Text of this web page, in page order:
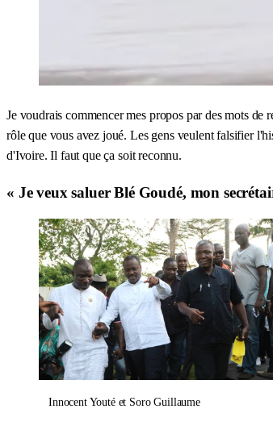
Je voudrais commencer mes propos par des mots de
rôle que vous avez joué. Les gens veulent falsifier
d'Ivoire. Il faut que ça soit reconnu.
« Je veux saluer Blé Goudé, mon
Innocent Youté et Soro Guillaume